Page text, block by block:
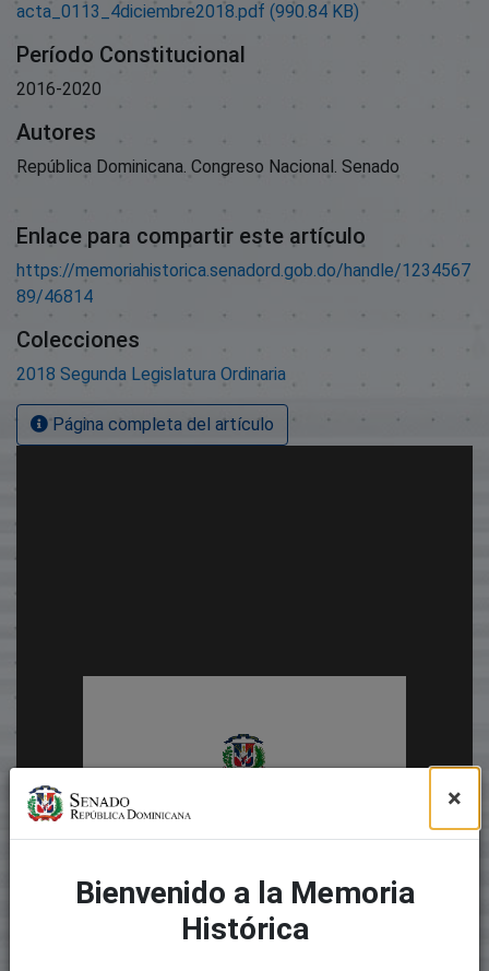
acta_0113_4diciembre2018.pdf (990.84 KB)
Período Constitucional
2016-2020
Autores
República Dominicana. Congreso Nacional. Senado
Enlace para compartir este artículo
https://memoriahistorica.senadord.gob.do/handle/1234567
89/46814
Colecciones
2018 Segunda Legislatura Ordinaria
Página completa del artículo
×
Bienvenido a la Memoria
Histórica